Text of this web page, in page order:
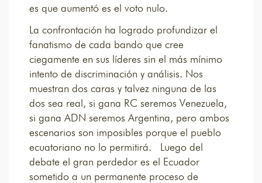
es que aumentó es el voto nulo.
La confrontación ha logrado profundizar el
fanatismo de cada bando que cree
ciegamente en sus líderes sin el más mínimo
intento de discriminación y análisis. Nos
muestran dos caras y talvez ninguna de las
dos sea real, si gana RC seremos Venezuela,
si gana ADN seremos Argentina, pero ambos
escenarios son imposibles porque el pueblo
ecuatoriano no lo permitirá. Luego del
debate el gran perdedor es el Ecuador
sometido a un permanente proceso de